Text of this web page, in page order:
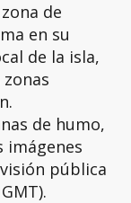
de
en su
de la isla,
de humo,
imágenes
pública